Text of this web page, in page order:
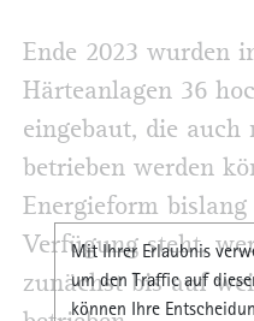
Ende 2023 wurden
Härteanlagen 36
eingebaut, die auch
betrieben werden
Energieform
Verfügung steht,
zunächst bis auf
Mit Ihrer Erlaubnis
um den Traffic auf
können Ihre